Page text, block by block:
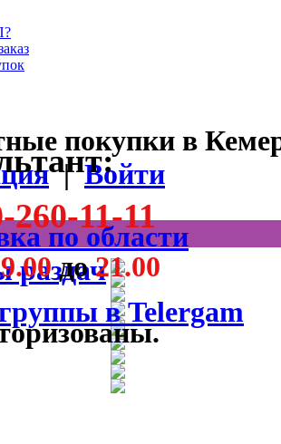
260-11-11
9.00до21.00
|Войти
по области
раздач